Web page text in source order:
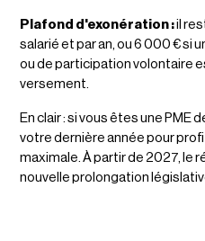
Plafond d'exonération :il
salarié et par an, ou 6 000 €
ou de participation volontaire
versement.
En clair : si vous êtes une PME
votre dernière année pour
maximale. À partir de 2027, le
nouvelle prolongation